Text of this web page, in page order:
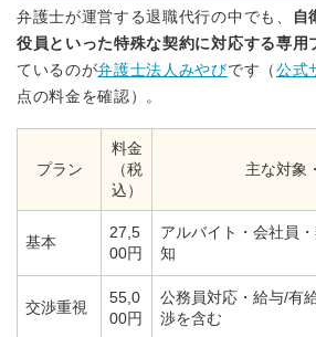
弁護士が運営する退職代行の中でも、
自
役員といった特殊な契約に対応する専用
ているのが弁護士法人みやびです（ 公式
点の料金を確認）。
プラン
料金
（税
込）
主な対象
基本
27,5
00円
アルバイト・会社員
知
交渉重視
55,0
00円
公務員対応・給与/有
渉を含む